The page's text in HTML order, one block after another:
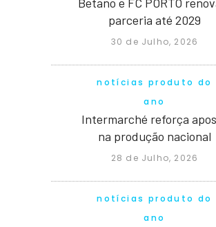
parceria até 2029
30 de Julho, 2026
notícias produto do
ano
Intermarché reforça
na produção nacional
28 de Julho, 2026
notícias produto do
ano